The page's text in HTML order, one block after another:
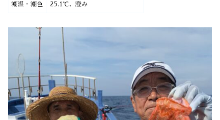
潮温・潮色 25.1℃、澄み